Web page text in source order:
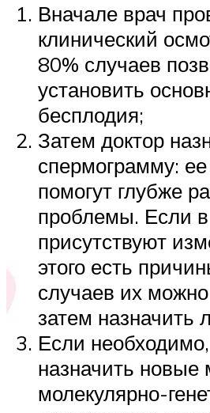
Вначале врач
клинический
80% случаев
установить
бесплодия;
Затем доктор
спермограмму: ее
помогут глубже
проблемы. Если
присутствуют
этого есть
случаев их
затем назначить
Если
назначить новые
молекулярно-